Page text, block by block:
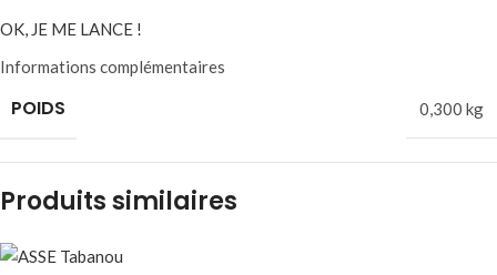
OK, JE ME LANCE !
Informations complémentaires
POIDS 0,300 kg
Produits similaires